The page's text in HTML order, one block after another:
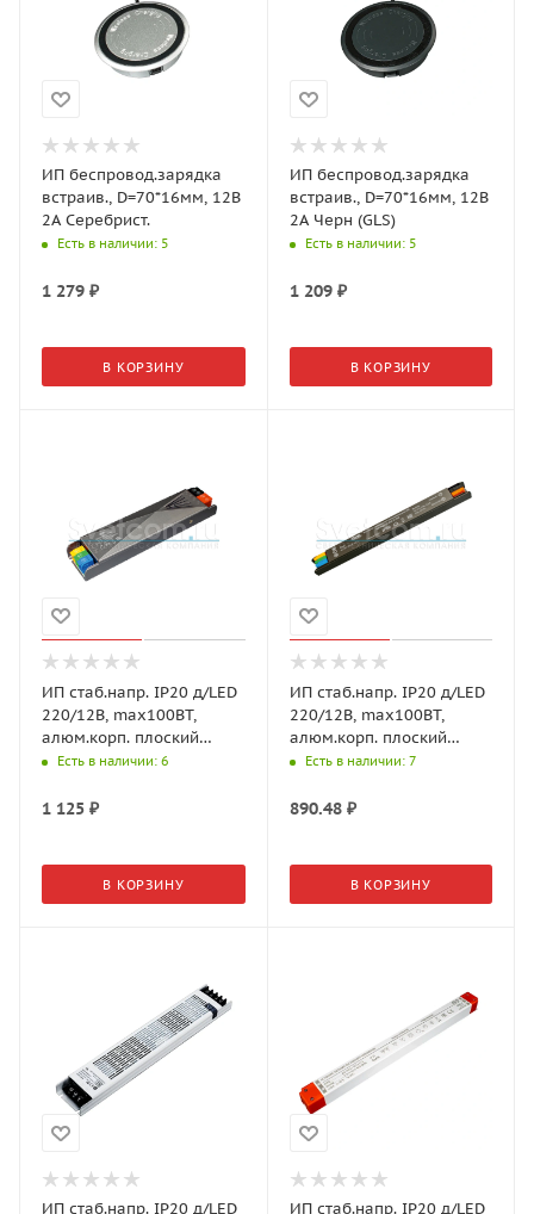
ИП беспровод.зарядка
встраив., D=70*16мм, 12В
2А Серебрист.
Есть в наличии: 5
1 279 ₽
В КОРЗИНУ
ИП беспровод.зарядка
встраив., D=70*16мм, 12В
2А Черн (GLS)
Есть в наличии: 5
1 209₽
В КОРЗИНУ
ИП стаб.напр. IP20 д/LED
220/12В, max100ВТ,
алюм.корп. плоский
205*50*26мм (GLS)
Есть в наличии: 6
1 125 ₽
В КОРЗИНУ
ИП стаб.напр. IP20 д/LED
220/12В, max100ВТ,
алюм.корп. плоский
белый 230*20*19,5мм
Есть в наличии: 7
890.48₽
В КОРЗИНУ
ИП стаб.напр. IP20 д/LED
ИП стаб.напр. IP20 д/LED